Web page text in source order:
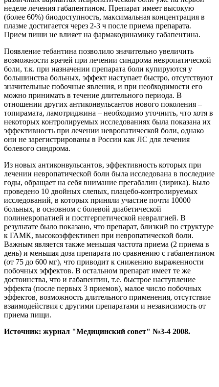
неделе лечения габапентином. Препарат имеет высокую
(более 60%) биодоступность, максимальная концентрация в
плазме достигается через 2-3 ч после приема препарата.
Прием пиши не влияет на фармакодинамику габапентина.
Появление тебантина позволило значительно увеличить
возможности врачей при лечении синдрома невропатической
боли, т.к. при назначении препарата боли купируются у
большинства больных, эффект наступает быстро, отсутствуют
значительные побочные явления, и при необходимости его
можно принимать в течение длительного периода. В
отношении других антиконвульсантов нового поколения –
топирамата, ламотриджина – необходимо уточнить, что хотя в
некоторых контролируемых исследованиях была показана их
эффективность при лечении невропатической боли, однако
они не зарегистрированы в России как ЛС для лечения
болевого синдрома.
Из новых антиконвульсантов, эффективность которых при
лечении невропатической боли была исследована в последние
годы, обращает на себя внимание прегабалин (лирика). Было
проведено 10 двойных слепых, плацебо-контролируемых
исследований, в которых приняли участие почти 10000
больных, в основном с болевой диабетической
полиневропатией и постгерпетической невралгией. В
результате было показано, что препарат, близкий по структуре
к ГАМК, высокоэффективен при невропатической боли.
Важным является также меньшая частота приема (2 приема в
день) и меньшая доза препарата по сравнению с габапентином
(от 75 до 600 мг), что приводит к снижению выраженности
побочных эффектов. В остальном препарат имеет те же
достоинства, что и габапентин, т.е. быстрое наступление
эффекта (после первых 3 приемов), малое число побочных
эффектов, возможность длительного применения, отсутствие
взаимодействия с другими препаратами и независимость от
приема пищи.
Источник: журнал "Медицинский совет" №3-4 2008.